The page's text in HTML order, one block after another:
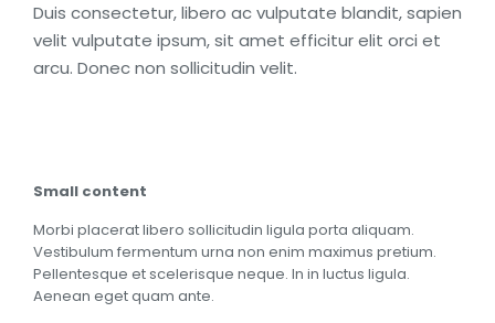
Duis consectetur, libero ac vulputate blandit, sapien
velit vulputate ipsum, sit amet efficitur elit orci et
arcu. Donec non sollicitudin velit.
Small content
Morbi placerat libero sollicitudin ligula porta aliquam.
Vestibulum fermentum urna non enim maximus pretium.
Pellentesque et scelerisque neque. In in luctus ligula.
Aenean eget quam ante.